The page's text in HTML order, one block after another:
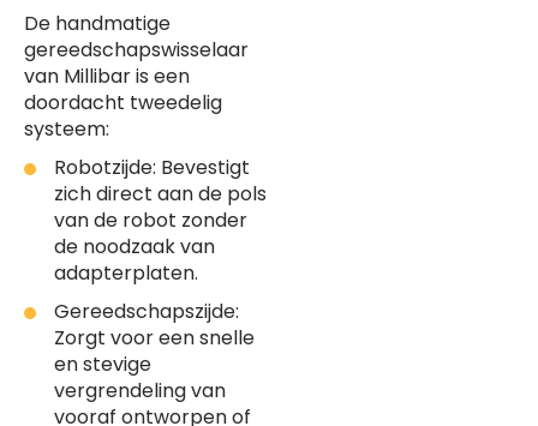
De handmatige
gereedschapswisselaar
van Millibar is een
doordacht tweedelig
systeem:
Robotzijde: Bevestigt
zich direct aan de pols
van de robot zonder
de noodzaak van
adapterplaten.
Gereedschapszijde:
Zorgt voor een snelle
en stevige
vergrendeling van
vooraf ontworpen of